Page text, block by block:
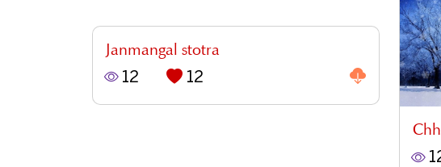
Janmangal stotra
12 12